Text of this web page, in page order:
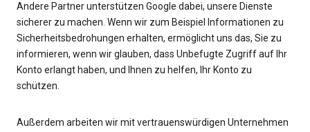
Andere Partner unterstützen Google dabei, unsere Dienste
sicherer zu machen. Wenn wir zum Beispiel Informationen zu
Sicherheitsbedrohungen erhalten, ermöglicht uns das, Sie zu
informieren, wenn wir glauben, dass Unbefugte Zugriff auf Ihr
Konto erlangt haben, und Ihnen zu helfen, Ihr Konto zu
schützen.
Außerdem arbeiten wir mit vertrauenswürdigen Unternehmen